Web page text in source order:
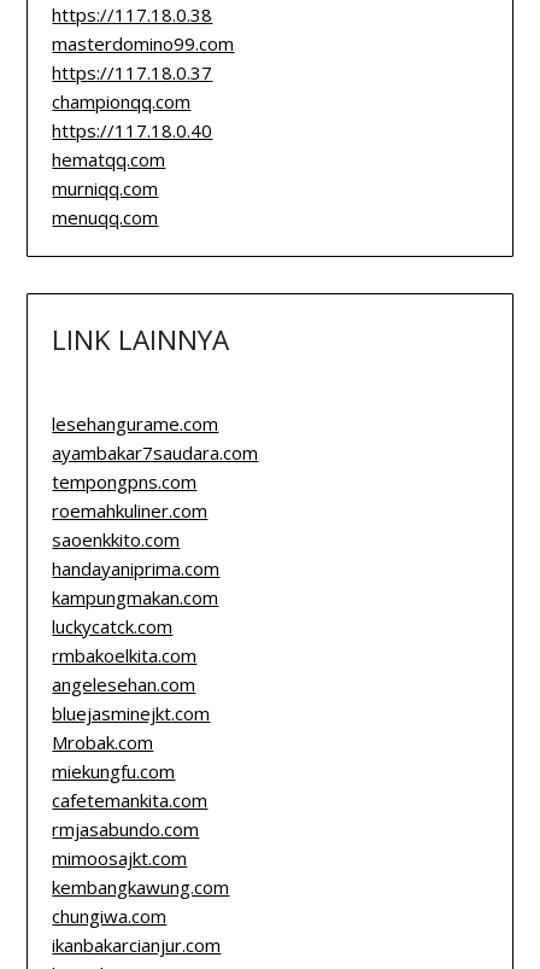
https://117.18.0.38
masterdomino99.com
https://117.18.0.37
championqq.com
https://117.18.0.40
hematqq.com
murniqq.com
menuqq.com
LINK LAINNYA
lesehangurame.com
ayambakar7saudara.com
tempongpns.com
roemahkuliner.com
saoenkkito.com
handayaniprima.com
kampungmakan.com
luckycatck.com
rmbakoelkita.com
angelesehan.com
bluejasminejkt.com
Mrobak.com
miekungfu.com
cafetemankita.com
rmjasabundo.com
mimoosajkt.com
kembangkawung.com
chungiwa.com
ikanbakarcianjur.com